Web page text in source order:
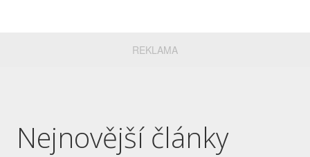
REKLAMA
Nejnovější články